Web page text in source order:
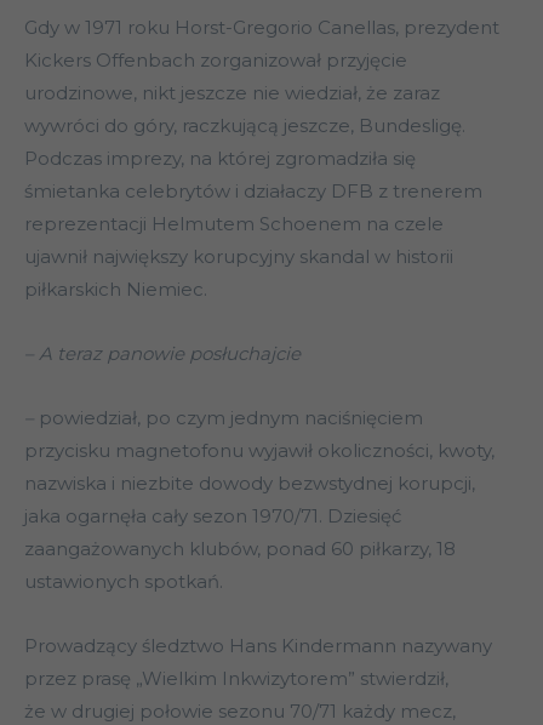
Gdy w 1971 roku Horst-Gregorio Canellas, prezydent
Kickers Offenbach zorganizował przyjęcie
urodzinowe, nikt jeszcze nie wiedział, że zaraz
wywróci do góry, raczkującą jeszcze, Bundesligę.
Podczas imprezy, na której zgromadziła się
śmietanka celebrytów i działaczy DFB z trenerem
reprezentacji Helmutem Schoenem na czele
ujawnił największy korupcyjny skandal w historii
piłkarskich Niemiec.
– A teraz panowie posłuchajcie
powiedział, po czym jednym naciśnięciem
przycisku magnetofonu wyjawił okoliczności, kwoty,
nazwiska i niezbite dowody bezwstydnej korupcji,
jaka ogarnęła cały sezon 1970/71. Dziesięć
zaangażowanych klubów, ponad 60 piłkarzy, 18
ustawionych spotkań.
Prowadzący śledztwo Hans Kindermann nazywany
przez prasę „Wielkim Inkwizytorem” stwierdził,
że w drugiej połowie sezonu 70/71 każdy mecz,